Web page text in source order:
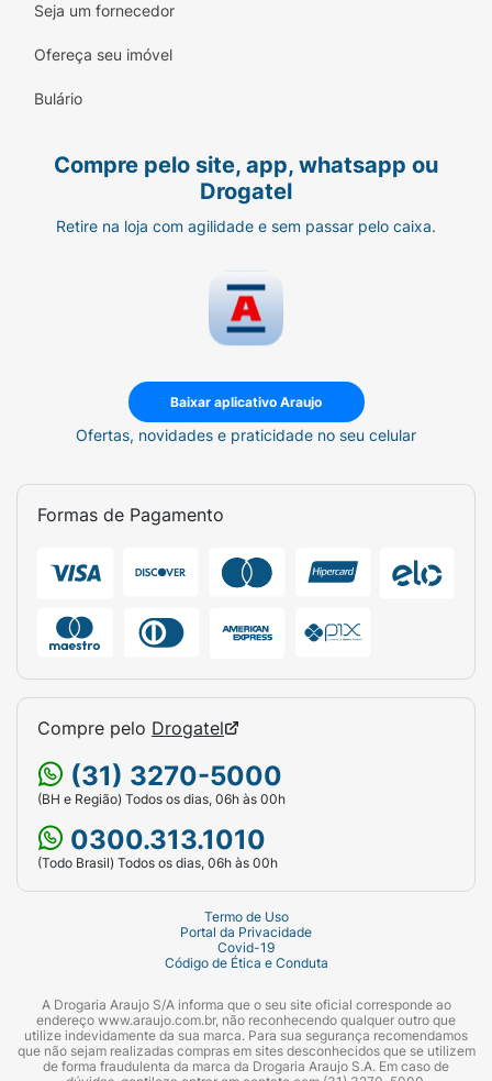
Seja um fornecedor
Ofereça seu imóvel
Bulário
Compre pelo site, app, whatsapp ou
Drogatel
Retire na loja com agilidade e sem passar pelo caixa.
Baixar aplicativo Araujo
Ofertas, novidades e praticidade no seu celular
Formas de Pagamento
Compre pelo Drogatel
(31) 3270-5000
(BH e Região) Todos os dias, 06h às 00h
0300.313.1010
(Todo Brasil) Todos os dias, 06h às 00h
Termo de Uso
Portal da Privacidade
Covid-19
Código de Ética e Conduta
A Drogaria Araujo S/A informa que o seu site oficial corresponde ao
endereço www.araujo.com.br, não reconhecendo qualquer outro que
utilize indevidamente da sua marca. Para sua segurança recomendamos
que não sejam realizadas compras em sites desconhecidos que se utilizem
de forma fraudulenta da marca da Drogaria Araujo S.A. Em caso de